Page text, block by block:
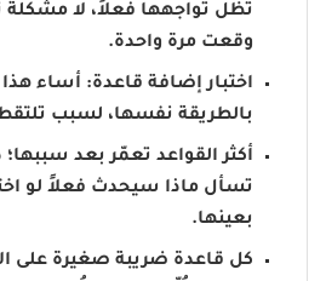
تظل تواجهها فعلاً، لا مشكلة
وقعت مرة واحدة.
اختبار إضافة قاعدة: أساء هذا
بالطريقة نفسها، لسبب
أكثر القواعد تعمّر بعد
تسأل ماذا سيحدث فعلاً لو
بعينها.
كل قاعدة ضريبة صغيرة على